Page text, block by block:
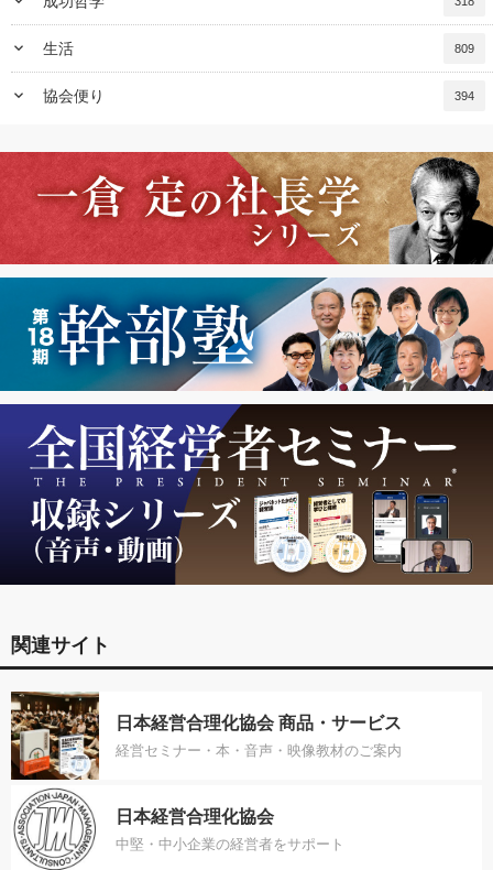
keyboard_arrow_down 生活 809
keyboard_arrow_down 協会便り 394
関連サイト
日本経営合理化協会 商品・サービス
経営セミナー・本・音声・映像教材のご案内
日本経営合理化協会
中堅・中小企業の経営者をサポート